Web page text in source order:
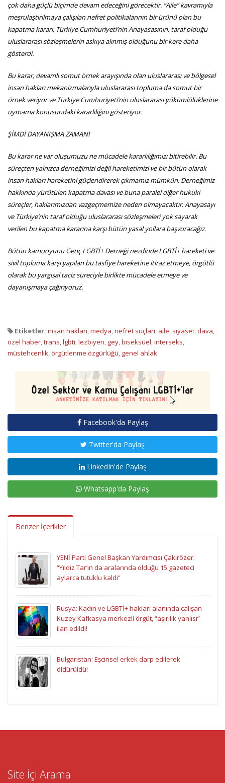
çok daha güçlü biçimde devam edeceğini görecektir. “Aile” kavramıyla
meşrulaştırılmaya çalışılan nefret politikalarının bir ürünü olan bu
kapatma kararı, Türkiye Cumhuriyeti’nin Anayasasının, taraf olduğu
uluslararası sözleşmelerin askıya alınmış olduğunu bir kere daha
gösterdi.
Bu karar, devamlı somut örnek arayışında olan uluslararası ve bölgesel
insan hakları mekanizmalarıyla uluslararası topluma da somut bir
örnek veriyor ve Türkiye Cumhuriyeti’nin uluslararası yükümlülüklerine
uymama konusundaki kararlılığını gösteriyor.
ŞİMDİ DAYANIŞMA ZAMANI
Bu karar ne var oluşumuzu ne mücadele kararlılığımızı bitirebilir. Bu
süreçten yalnızca derneğimizi değil hareketimizi ve bir bütün olarak
insan hakları hareketini güçlendirerek çıkmamız mümkün. Derneğimiz
hakkında yürütülen kapatma davası ve buna paralel diğer hukuki
süreçler, haklarımızdan vazgeçmemize neden olmayacaktır. Anayasayı
ve Türkiye’nin taraf olduğu uluslararası sözleşmeleri yok sayarak
verilen bu kapatma kararına karşı bütün yasal yollara başvuracağız.
Bütün kamuoyunu Genç LGBTİ+ Derneği nezdinde LGBTİ+ hareketi ve
sivil topluma karşı yapılan bu tasfiye hareketine itiraz etmeye, örgütlü
olarak bu yargısal taciz süreciyle birlikte mücadele etmeye ve
dayanışmaya çağırıyoruz.
Etiketler: insan hakları,medya,nefret suçları, aile, siyaset,dava,
özel haber,trans,lgbti,lezbiyen, gey,biseksüel,interseks,
müstehcenlik,örgütlenme özgürlüğü, genel ahlak
Facebook'da Paylaş
Twitter'da Paylaş
LinkedIn'de Paylaş
Whatsapp'da Paylaş
Benzer İçerikler
YENİ Parti Genel Başkan Yardımcısı Çakırözer:
“Yıldız Tar’ın da aralarında olduğu 15 gazeteci
aylarca tutuklu kaldı”
Rusya: Kadın ve LGBTİ+ hakları alanında çalışan
Kuzey Kafkasya merkezli örgüt, “aşırılık yanlısı”
ilan edildi!
Bulgaristan: Eşcinsel erkek darp edilerek
öldürüldü!
Site İçi Arama